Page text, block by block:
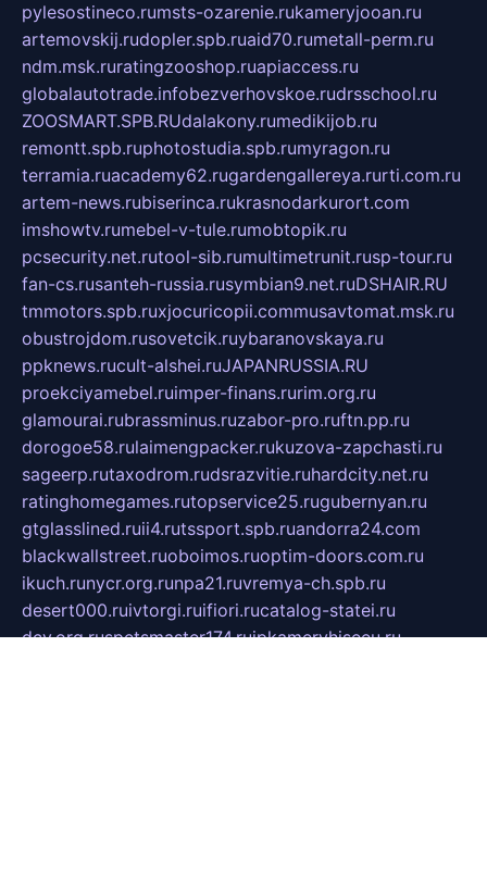
pylesostineco.rumsts-ozarenie.rukameryjooan.ru
artemovskij.rudopler.spb.ruaid70.rumetall-perm.ru
ndm.msk.ruratingzooshop.ruapiaccess.ru
globalautotrade.infobezverhovskoe.rudrsschool.ru
ZOOSMART.SPB.RUdalakony.rumedikijob.ru
remontt.spb.ruphotostudia.spb.rumyragon.ru
terramia.ruacademy62.rugardengallereya.rurti.com.ru
artem-news.rubiserinca.rukrasnodarkurort.com
imshowtv.rumebel-v-tule.rumobtopik.ru
pcsecurity.net.rutool-sib.rumultimetrunit.rusp-tour.ru
fan-cs.rusanteh-russia.rusymbian9.net.ruDSHAIR.RU
tmmotors.spb.ruxjocuricopii.commusavtomat.msk.ru
obustrojdom.rusovetcik.ruybaranovskaya.ru
ppknews.rucult-alshei.ruJAPANRUSSIA.RU
proekciyamebel.ruimper-finans.rurim.org.ru
glamourai.rubrassminus.ruzabor-pro.ruftn.pp.ru
dorogoe58.rulaimengpacker.rukuzova-zapchasti.ru
sageerp.rutaxodrom.rudsrazvitie.ruhardcity.net.ru
ratinghomegames.rutopservice25.rugubernyan.ru
gtglasslined.ruii4.rutssport.spb.ruandorra24.com
blackwallstreet.ruoboimos.ruoptim-doors.com.ru
ikuch.runycr.org.runpa21.ruvremya-ch.spb.ru
desert000.ruivtorgi.ruifiori.rucatalog-statei.ru
dcv.org.ruspetsmaster174.ruipkameryhiseeu.ru